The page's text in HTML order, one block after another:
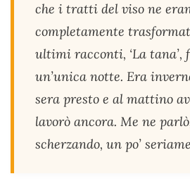
che i tratti del viso ne
completamente
ultimi racconti, ‘La
un’unica notte. Era
sera presto e al mattino
lavorò ancora. Me ne
scherzando, un po’